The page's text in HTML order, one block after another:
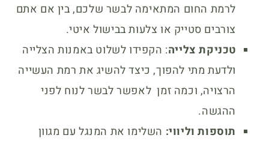
לרמת החום המתאימה לבשר שלכם, בין אם אתם
צורבים סטייק או צלעות בבישול איטי.
טכניקת צלייה: הקפידו לשלוט באמנות הצלייה
ולדעת מתי להפוך, כיצד להשיג את רמת העשייה
הרצויה, וכמה זמן לאפשר לבשר לנוח לפני
ההגשה.
תוספות וליווי: השלימו את המנגל עם מגוון